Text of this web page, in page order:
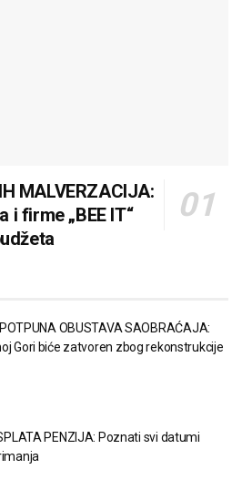
MALVERZACIJA:
i firme „BEE IT“
OBUSTAVA SAOBRAĆAJA:
Gori biće zatvoren zbog rekonstrukcije
PENZIJA: Poznati svi datumi